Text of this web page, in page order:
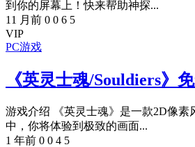
到你的屏幕上！快来帮助神探...
11 月前 0 0 6 5
VIP
PC游戏
《英灵士魂/Souldiers》
游戏介绍 《英灵士魂》是一款2D像素
中，你将体验到极致的画面...
1 年前 0 0 4 5